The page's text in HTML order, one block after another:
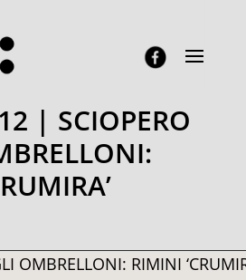
| SCIOPERO
OMBRELLONI: RIMINI